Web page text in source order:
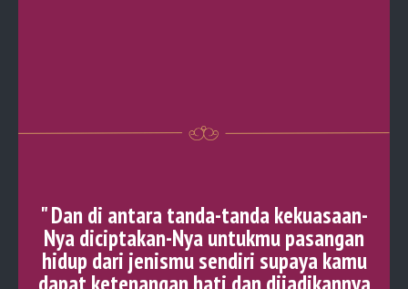
" Dan di antara tanda-tanda kekuasaan-
Nya diciptakan-Nya untukmu pasangan
hidup dari jenismu sendiri supaya kamu